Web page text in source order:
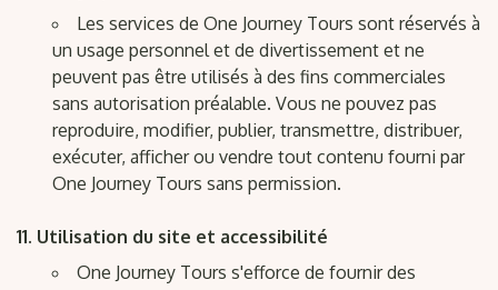
Les services de One Journey Tours sont réservés à
un usage personnel et de divertissement et ne
peuvent pas être utilisés à des fins commerciales
sans autorisation préalable. Vous ne pouvez pas
reproduire, modifier, publier, transmettre, distribuer,
exécuter, afficher ou vendre tout contenu fourni par
One Journey Tours sans permission.
Utilisation du site et accessibilité
One Journey Tours s'efforce de fournir des